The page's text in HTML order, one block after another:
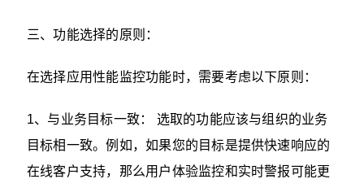
三、功能选择的原则：
在选择应用性能监控功能时，需要考虑以下原则：
1、与业务目标一致： 选取的功能应该与组织的业务
目标相一致。例如，如果您的目标是提供快速响应的
在线客户支持，那么用户体验监控和实时警报可能更